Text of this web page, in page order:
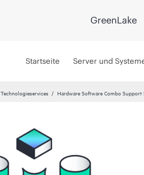
GreenLake
Startseite Server und
Technologieservices Hardware Software Combo Support